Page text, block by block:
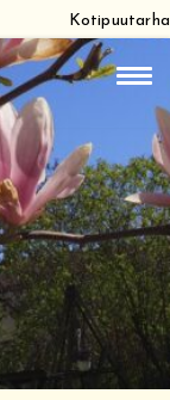
Kotipuutarha